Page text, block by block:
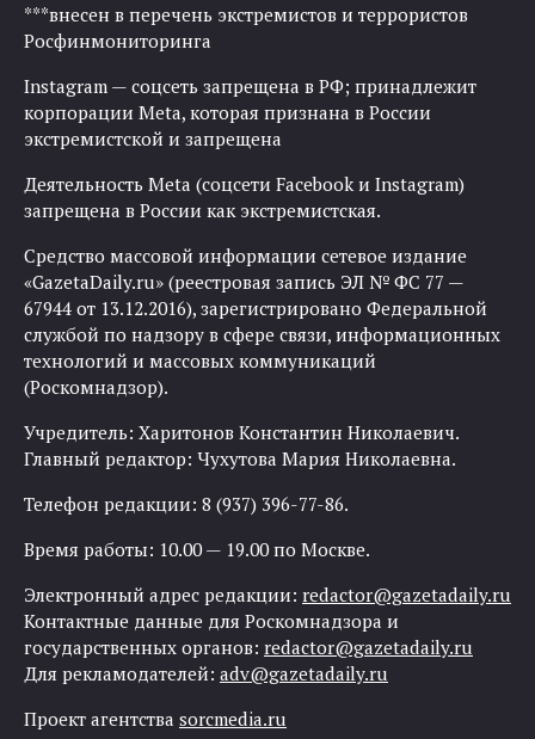
***внесен в перечень экстремистов и террористов
Росфинмониторинга
Instagram — соцсеть запрещена в РФ; принадлежит
корпорации Meta, которая признана в России
экстремистской и запрещена
Деятельность Meta (соцсети Facebook и Instagram)
запрещена в России как экстремистская.
Средство массовой информации сетевое издание
«GazetaDaily.ru» (реестровая запись ЭЛ № ФС 77 —
67944 от 13.12.2016), зарегистрировано Федеральной
службой по надзору в сфере связи, информационных
технологий и массовых коммуникаций
(Роскомнадзор).
Учредитель: Харитонов Константин Николаевич.
Главный редактор: Чухутова Мария Николаевна.
Телефон редакции: 8 (937) 396-77-86.
Время работы: 10.00 — 19.00 по Москве.
Электронный адрес редакции: redactor@gazetadaily.ru
Контактные данные для Роскомнадзора и
государственных органов: redactor@gazetadaily.ru
Для рекламодателей: adv@gazetadaily.ru
Проект агентства sorcmedia.ru